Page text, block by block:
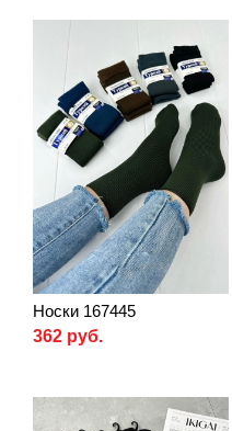
Носки 167445
362 руб.